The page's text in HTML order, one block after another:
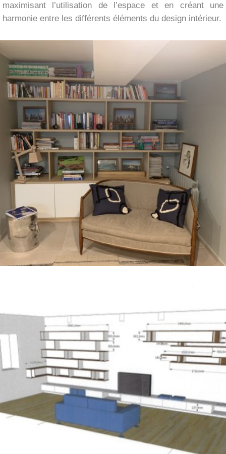
maximisant l’utilisation de l’espace et en créant une
harmonie entre les différents éléments du design intérieur.